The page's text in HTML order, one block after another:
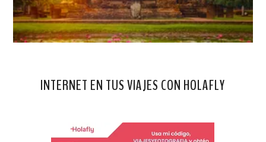
INTERNET EN TUS VIAJES CON HOLAFLY